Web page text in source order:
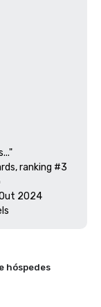
ranking #3
2024
hóspedes